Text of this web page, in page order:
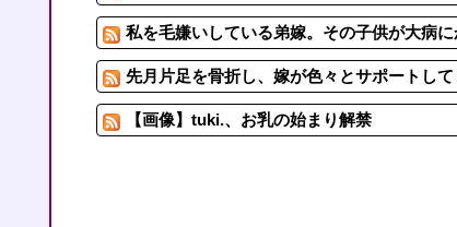
私を毛嫌いしている弟嫁。その子供が大病
先月片足を骨折し、嫁が色々とサポートし
【画像】tuki.、お乳の始まり解禁